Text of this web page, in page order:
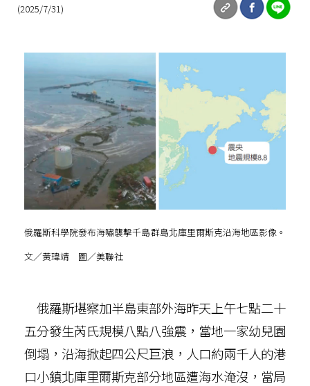
(2025/7/31)
俄羅斯科學院發布海嘯襲擊千島群島北庫里爾斯克沿海地區影像。
文／黃瑋靖 圖／美聯社
俄羅斯堪察加半島東部外海昨天上午七點二十
五分發生芮氏規模八點八強震，當地一家幼兒園
倒塌，沿海掀起四公尺巨浪，人口約兩千人的港
口小鎮北庫里爾斯克部分地區遭海水淹沒，當局